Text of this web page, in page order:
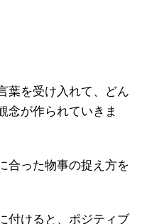
葉を受け入れて、どん
念が作られていきま
合った物事の捉え方を
付けると、ポジティブ